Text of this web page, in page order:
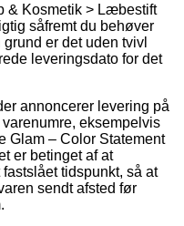
& Kosmetik > Læbestift
såfremt du behøver
er det uden tvivl
leveringsdato for det
annoncerer levering på
eksempelvis
Glam – Color Statement
er betinget af at
tidspunkt, så at
sendt afsted før